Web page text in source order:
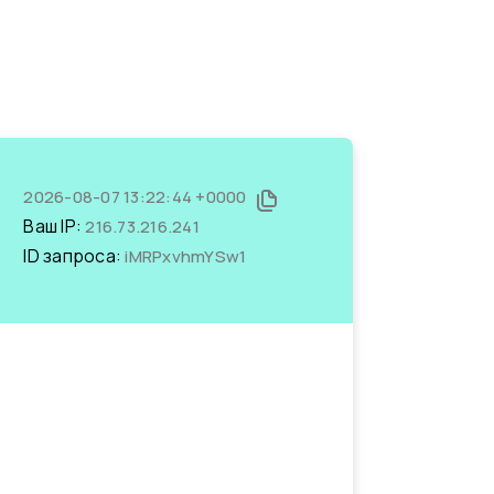
2026-08-07 13:22:44 +0000
Ваш IP:216.73.216.241
ID запроса:iMRPxvhmYSw1